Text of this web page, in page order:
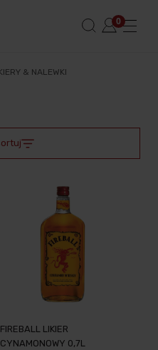
& NALEWKI
FIREBALL LIKIER
CYNAMONOWY 0,7L